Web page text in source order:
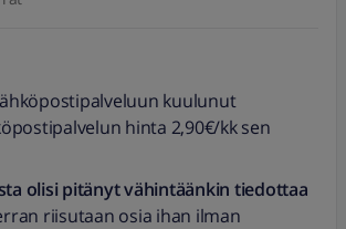
kuulunut
hinta 2,90€/kk sen
olisi pitänyt vähintäänkin tiedottaa
riisutaan osia ihan ilman